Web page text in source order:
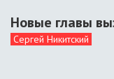
Новые главы
Сергей Никитский